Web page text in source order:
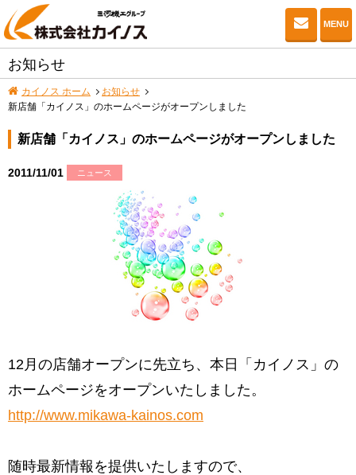
お問
MENU
お知らせ
カイノス ホーム
お知らせ
新店舗「カイノス」のホームページがオープンしました
新店舗「カイノス」のホームページがオープンしました
2011/11/01 ニュース
12月の店舗オープンに先立ち、本日「カイノス」の
ホームページをオープンいたしました。
http://www.mikawa-kainos.com
随時最新情報を提供いたしますので、